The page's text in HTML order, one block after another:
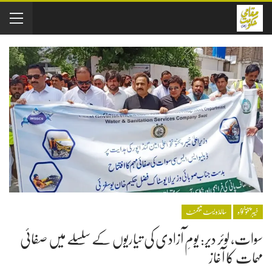
خیبر پختونخواہ سالڈویسٹ منیجمنٹ
سوات، لوئر دیر: یومِ آزادی کی تیاریوں کے سلسلے میں صفائی
مہمات کا آغاز